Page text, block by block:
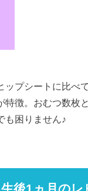
ップシートに比べ
特徴。おむつ数枚
も困りません♪
後1ヵ月のレ